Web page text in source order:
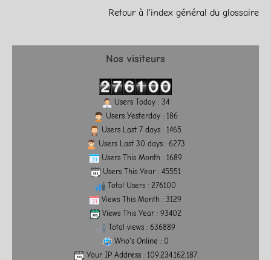
Retour à l'index général du glossaire
Nos visiteurs
Users Today : 34
Users Yesterday : 186
Users Last 7 days : 1465
Users Last 30 days : 6273
Users This Month : 1689
Users This Year : 45551
Total Users : 276100
Views This Month : 3129
Views This Year : 93402
Total views : 636889
Who's Online : 0
Your IP Address : 109.234.162.187